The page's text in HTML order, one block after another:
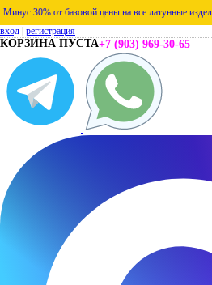
30% от базовой цены на все латунные изделия!!!
вход регистрация
КОРЗИНА ПУСТА+7 (903) 969-30-65